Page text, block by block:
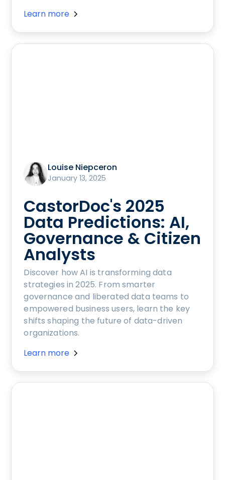
Learn more
Louise Niepceron
January 13, 2025
CastorDoc's 2025
Data Predictions: AI,
Governance & Citizen
Analysts
Discover how AI is transforming data
strategies in 2025. From smarter
governance and liberated data teams to
empowered business users, learn the key
shifts shaping the future of data-driven
organizations.
Learn more